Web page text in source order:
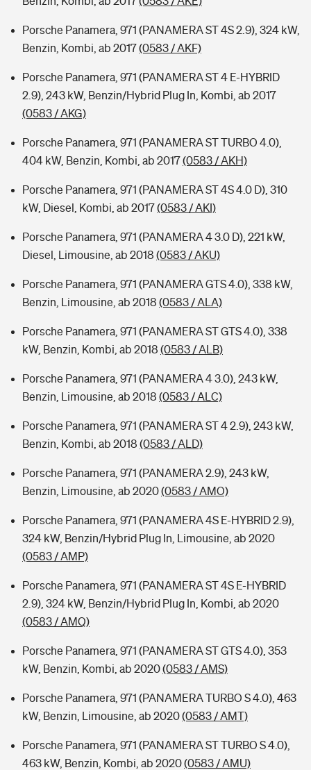
Porsche Panamera, 971 (PANAMERA ST 4S 2.9), 324 kW,
Benzin, Kombi, ab 2017(0583 / AKF)
Porsche Panamera, 971 (PANAMERA ST 4 E-HYBRID
2.9), 243 kW, Benzin/Hybrid Plug In, Kombi, ab 2017
(0583 / AKG)
Porsche Panamera, 971 (PANAMERA ST TURBO 4.0),
404 kW, Benzin, Kombi, ab 2017(0583 / AKH)
Porsche Panamera, 971 (PANAMERA ST 4S 4.0 D), 310
kW, Diesel, Kombi, ab 2017(0583 / AKI)
Porsche Panamera, 971 (PANAMERA 4 3.0 D), 221 kW,
Diesel, Limousine, ab 2018 (0583 / AKU)
Porsche Panamera, 971 (PANAMERA GTS 4.0), 338 kW,
Benzin, Limousine, ab 2018 (0583 / ALA)
Porsche Panamera, 971 (PANAMERA ST GTS 4.0), 338
kW, Benzin, Kombi, ab 2018 (0583 / ALB)
Porsche Panamera, 971 (PANAMERA 4 3.0), 243 kW,
Benzin, Limousine, ab 2018 (0583 / ALC)
Porsche Panamera, 971 (PANAMERA ST 4 2.9), 243 kW,
Benzin, Kombi, ab 2018 (0583 / ALD)
Porsche Panamera, 971 (PANAMERA 2.9), 243 kW,
Benzin, Limousine, ab 2020(0583 / AMO)
Porsche Panamera, 971 (PANAMERA 4S E-HYBRID 2.9),
324 kW, Benzin/Hybrid Plug In, Limousine, ab 2020
(0583 / AMP)
Porsche Panamera, 971 (PANAMERA ST 4S E-HYBRID
2.9), 324 kW, Benzin/Hybrid Plug In, Kombi, ab 2020
(0583 / AMQ)
Porsche Panamera, 971 (PANAMERA ST GTS 4.0), 353
kW, Benzin, Kombi, ab 2020(0583 / AMS)
Porsche Panamera, 971 (PANAMERA TURBO S 4.0), 463
kW, Benzin, Limousine, ab 2020(0583 / AMT)
Porsche Panamera, 971 (PANAMERA ST TURBO S 4.0),
463 kW, Benzin, Kombi, ab 2020(0583 / AMU)